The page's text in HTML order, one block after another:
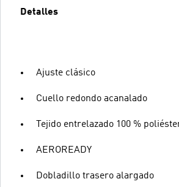
Detalles
Ajuste clásico
Cuello redondo acanalado
Tejido entrelazado 100 %
AEROREADY
Dobladillo trasero alargado